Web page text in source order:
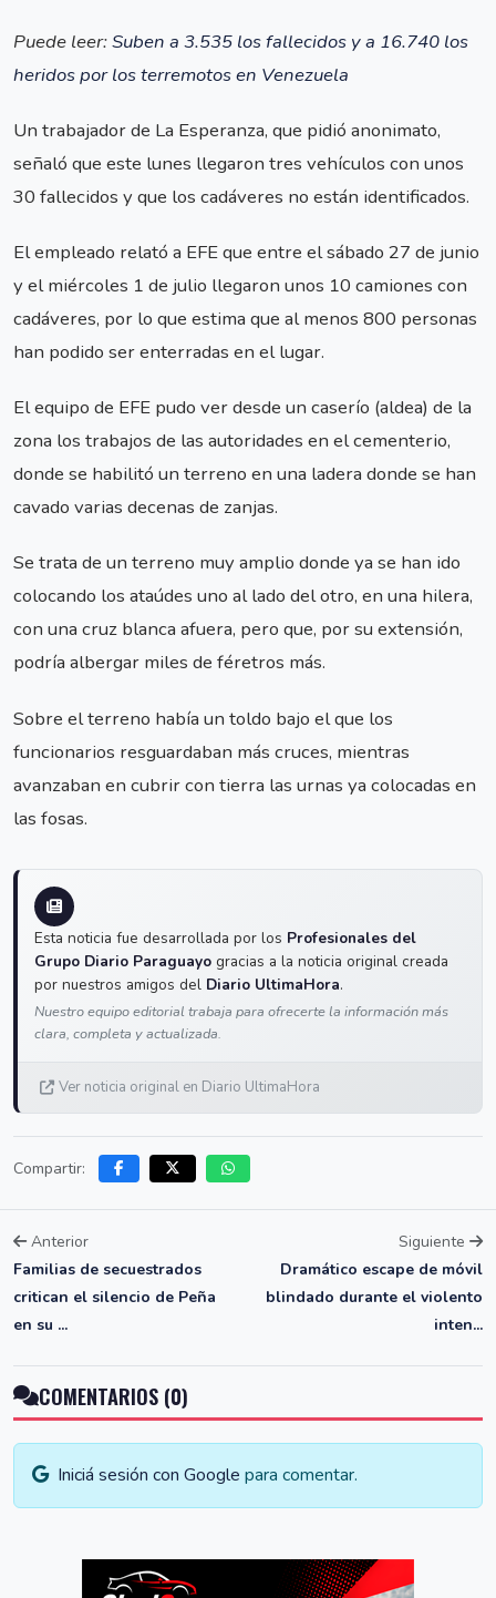
Puede leer:Suben a 3.535 los fallecidos y a 16.740 los
heridos por los terremotos en Venezuela
Un trabajador de La Esperanza, que pidió anonimato,
señaló que este lunes llegaron tres vehículos con unos
30 fallecidos y que los cadáveres no están identificados.
El empleado relató a EFE que entre el sábado 27 de junio
y el miércoles 1 de julio llegaron unos 10 camiones con
cadáveres, por lo que estima que al menos 800 personas
han podido ser enterradas en el lugar.
El equipo de EFE pudo ver desde un caserío (aldea) de la
zona los trabajos de las autoridades en el cementerio,
donde se habilitó un terreno en una ladera donde se han
cavado varias decenas de zanjas.
Se trata de un terreno muy amplio donde ya se han ido
colocando los ataúdes uno al lado del otro, en una hilera,
con una cruz blanca afuera, pero que, por su extensión,
podría albergar miles de féretros más.
Sobre el terreno había un toldo bajo el que los
funcionarios resguardaban más cruces, mientras
avanzaban en cubrir con tierra las urnas ya colocadas en
las fosas.
Esta noticia fue desarrollada por los Profesionales del
Grupo Diario Paraguayo gracias a la noticia original creada
por nuestros amigos del Diario UltimaHora.
Nuestro equipo editorial trabaja para ofrecerte la información más
clara, completa y actualizada.
Ver noticia original en Diario UltimaHora
Compartir:
Anterior
Familias de secuestrados
critican el silencio de Peña
en su ...
Siguiente
Dramático escape de móvil
blindado durante el violento
inten...
COMENTARIOS (0)
Iniciá sesión con Google para comentar.